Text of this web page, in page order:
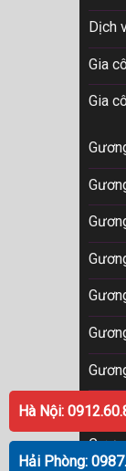
Dịch
Gia
Gia
Hà Nội:
Hải Phòng: